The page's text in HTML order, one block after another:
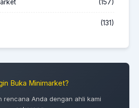
(157)
(131)
Buka Minimarket?
rencana Anda dengan ahli kami